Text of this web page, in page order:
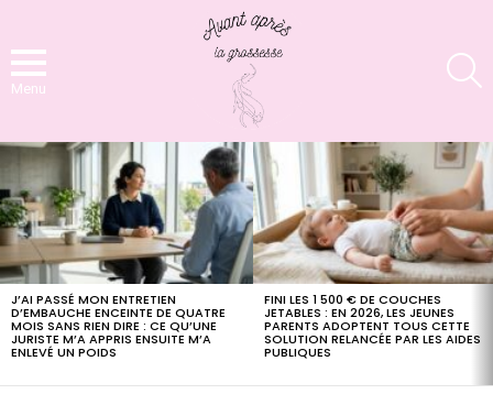
Menu
LATEST
STORIES
J’AI PASSÉ MON ENTRETIEN
D’EMBAUCHE ENCEINTE DE QUATRE
MOIS SANS RIEN DIRE : CE QU’UNE
JURISTE M’A APPRIS ENSUITE M’A
ENLEVÉ UN POIDS
FINI LES 1 500 € DE COUCHES
JETABLES : EN 2026, LES JEUNES
PARENTS ADOPTENT TOUS CETTE
SOLUTION RELANCÉE PAR LES AIDES
PUBLIQUES